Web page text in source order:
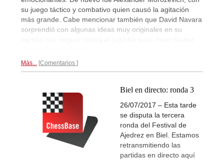
su juego táctico y combativo quien causó la agitación
más grande. Cabe mencionar también que David Navara
sorprendió con algunas ideas muy originales en su
Más... Comentarios
Biel en directo: ronda 3
26/07/2017 – Esta tarde
se disputa la tercera
ronda del Festival de
Ajedrez en Biel. Estamos
retransmitiendo las
partidas en directo aquí